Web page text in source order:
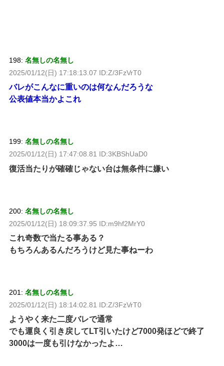
198: 名無しの名無し
2025/01/12(日) 17:18:13.07 ID:Z/3FzVrT0
バレがこんなに重いのは何なんだろうな
公表値本当かよこれ
199: 名無しの名無し
2025/01/12(日) 17:47:08.81 ID:3KBShUaD0
復活当たりが確確じゃない台は無条件に嫌い
200: 名無しの名無し
2025/01/12(日) 18:09:37.95 ID:m9hf2MrY0
これ奇数で当たる事ある？
もちろんあるんだろうけど見た事ねーわ
201: 名無しの名無し
2025/01/12(日) 18:14:02.81 ID:Z/3FzVrT0
ようやく来た二度バレで通常
でも運良く引き戻してLT引いたけど7000発ほどで終了
3000は一度も引けなかったよ…